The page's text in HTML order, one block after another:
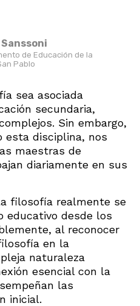
de Educación de la
Pablo
sea asociada
secundaria,
Sin embargo,
esta disciplina, nos
maestras de
diariamente en sus
filosofía realmente se
educativo desde los
al reconocer
en la
naturaleza
esencial con la
las
inicial.